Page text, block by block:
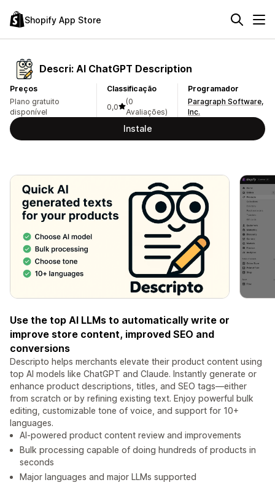
Shopify App Store
Descri: AI ChatGPT Description
Preços
Plano gratuito
disponível
Classificação
0,0
(0
Avaliações)
Programador
Paragraph Software,
Inc.
Instale
Use the top AI LLMs to automatically write or
improve store content, improved SEO and
conversions
Descripto helps merchants elevate their product content using
top AI models like ChatGPT and Claude. Instantly generate or
enhance product descriptions, titles, and SEO tags—either
from scratch or by refining existing text. Enjoy powerful bulk
editing, customizable tone of voice, and support for 10+
languages.
AI-powered product content review and improvements
Bulk processing capable of doing hundreds of products in
seconds
Major languages and major LLMs supported